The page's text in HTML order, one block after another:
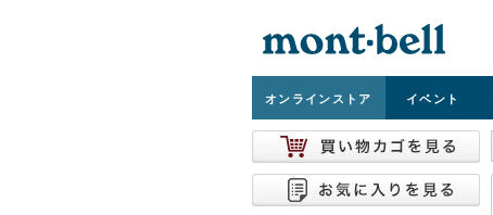
オンラインストア イベント